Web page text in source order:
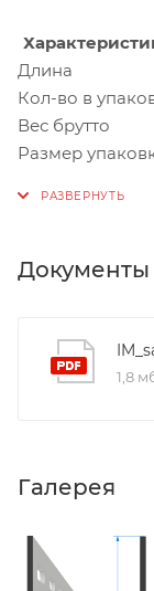
Длина
Кол-во в
Вес брутто
Размер
Документы
1,8
Галерея